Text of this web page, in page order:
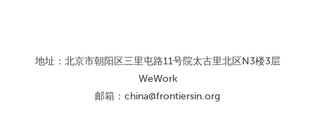
地址：北京市朝阳区三里屯路11号院太古里北区N3楼3层
WeWork
邮箱： china@frontiersin.org